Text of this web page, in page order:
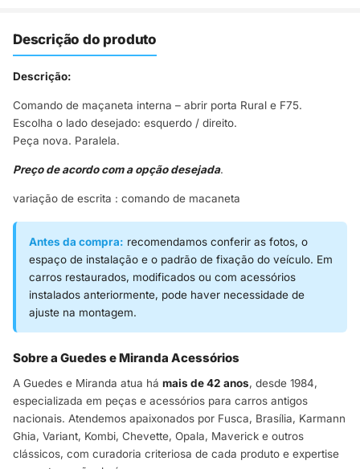
Descrição do produto
Descrição:
Comando de maçaneta interna – abrir porta Rural e F75.
Escolha o lado desejado: esquerdo / direito.
Peça nova. Paralela.
Preço de acordo com a opção desejada.
variação de escrita : comando de macaneta
Antes da compra: recomendamos conferir as fotos, o
espaço de instalação e o padrão de fixação do veículo. Em
carros restaurados, modificados ou com acessórios
instalados anteriormente, pode haver necessidade de
ajuste na montagem.
Sobre a Guedes e Miranda Acessórios
A Guedes e Miranda atua há mais de 42 anos, desde 1984,
especializada em peças e acessórios para carros antigos
nacionais. Atendemos apaixonados por Fusca, Brasília, Karmann
Ghia, Variant, Kombi, Chevette, Opala, Maverick e outros
clássicos, com curadoria criteriosa de cada produto e expertise